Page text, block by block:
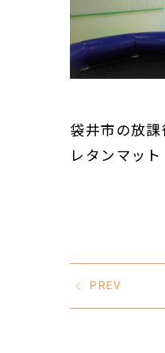
袋井市の放
レタンマッ
PREV